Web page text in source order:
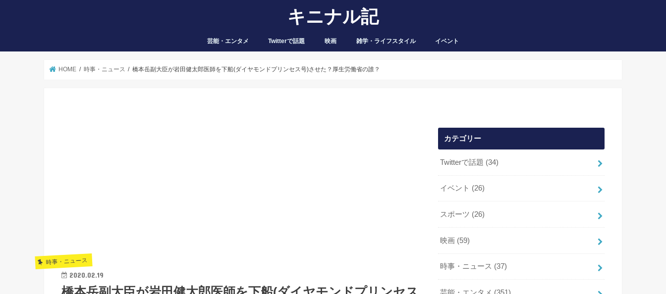
キニナル記
芸能・エンタメ Twitterで話題 映画 雑学・ライフスタイル イベント
HOME 時事・ニュース 橋本岳副大臣が岩田健太郎医師を下船(ダイヤモンドプリンセス号)させた？厚生労働省の誰？
時事・ニュース
2020.02.19
カテゴリー
Twitterで話題 (34)
イベント (26)
スポーツ (26)
映画 (59)
時事・ニュース (37)